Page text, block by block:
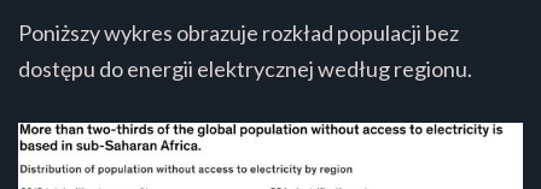
Poniższy wykres obrazuje rozkład populacji bez
dostępu do energii elektrycznej według regionu.